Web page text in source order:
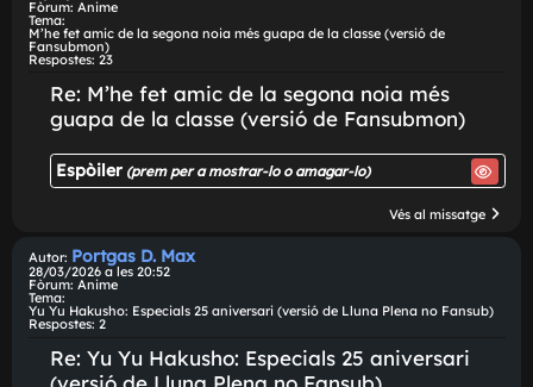
El noi quedà atrapat en els seus records.
-Per-Perdoni... -la jove es mostrava insegura-. E-En
voldrà un? -El noi va mirar les paperetes i després la
jove, tornant en si.
- Eh... sí. Sí! Dona-me'n una, si us plau. -va somriure
Vés al
Fòrum: Anime
Tema:
M'he fet amic de la segona noia més guapa de la classe (versió de
Fansubmon)
Respostes:23
Re: M'he fet amic de la segona noia més
guapa de la classe (versió de Fansubmon)